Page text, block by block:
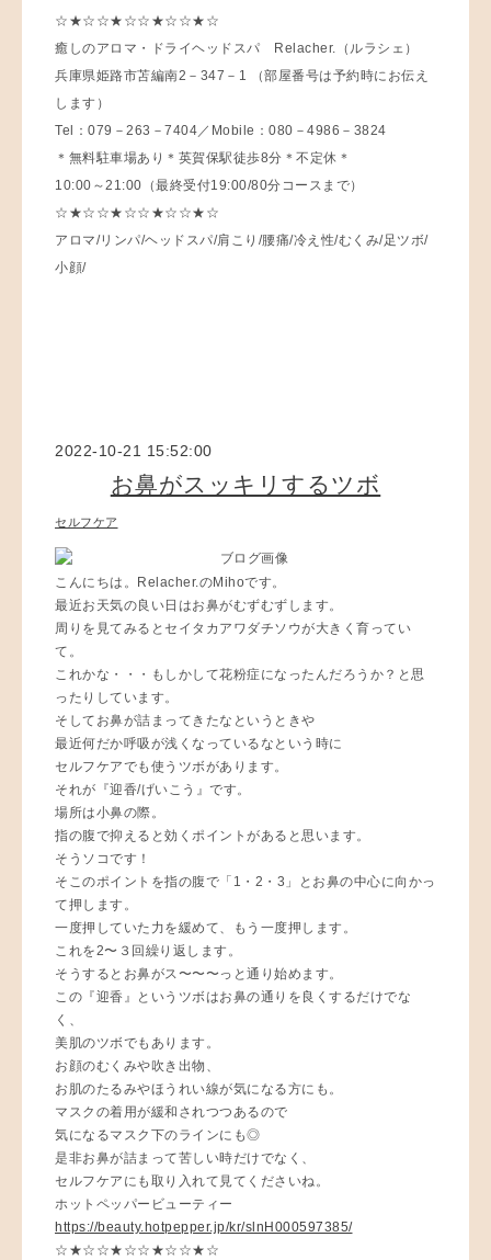
☆★☆☆★☆☆★☆☆★☆
癒しのアロマ・ドライヘッドスパ Relacher.（ルラシェ）
兵庫県姫路市苫編南2－347－1 （部屋番号は予約時にお伝え
します）
Tel：079－263－7404／Mobile：080－4986－3824
＊無料駐車場あり＊英賀保駅徒歩8分＊不定休＊
10:00～21:00（最終受付19:00/80分コースまで）
☆★☆☆★☆☆★☆☆★☆
アロマ/リンパ/ヘッドスパ/肩こり/腰痛/冷え性/むくみ/足ツボ/
小顔/
2022-10-21 15:52:00
お鼻がスッキリするツボ
セルフケア
こんにちは。Relacher.のMihoです。
最近お天気の良い日はお鼻がむずむずします。
周りを見てみるとセイタカアワダチソウが大きく育ってい
て。
これかな・・・もしかして花粉症になったんだろうか？と思
ったりしています。
そしてお鼻が詰まってきたなというときや
最近何だか呼吸が浅くなっているなという時に
セルフケアでも使うツボがあります。
それが『迎香/げいこう』です。
場所は小鼻の際。
指の腹で抑えると効くポイントがあると思います。
そうソコです！
そこのポイントを指の腹で「1・2・3」とお鼻の中心に向かっ
て押します。
一度押していた力を緩めて、もう一度押します。
これを2〜３回繰り返します。
そうするとお鼻がス〜〜〜っと通り始めます。
この『迎香』というツボはお鼻の通りを良くするだけでな
く、
美肌のツボでもあります。
お顔のむくみや吹き出物、
お肌のたるみやほうれい線が気になる方にも。
マスクの着用が緩和されつつあるので
気になるマスク下のラインにも◎
是非お鼻が詰まって苦しい時だけでなく、
セルフケアにも取り入れて見てくださいね。
ホットペッパービューティー
https://beauty.hotpepper.jp/kr/slnH000597385/
☆★☆☆★☆☆★☆☆★☆